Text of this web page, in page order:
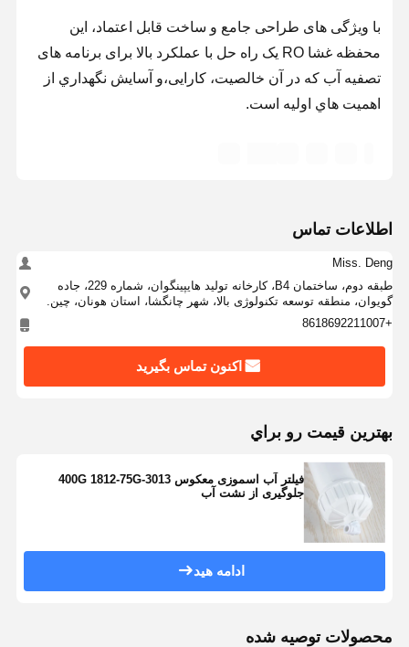
با ویژگی های طراحی جامع و ساخت قابل اعتماد، این
محفظه غشا RO یک راه حل با عملکرد بالا برای برنامه های
تصفیه آب که در آن خالصیت، کارایی،و آسايش نگهداري از
اهميت هاي اوليه است.
اطلاعات تماس
Miss. Deng
طبقه دوم، ساختمان B4، کارخانه تولید هایپینگوان، شماره 229، جاده
گویوان، منطقه توسعه تکنولوژی بالا، شهر چانگشا، استان هونان، چین.
+8618692211007
اکنون تماس بگیرید
بهترين قيمت رو براي
فیلتر آب اسموزی معکوس 3013-400G 1812-75G
جلوگیری از نشت آب
ادامه هید
محصولات توصیه شده